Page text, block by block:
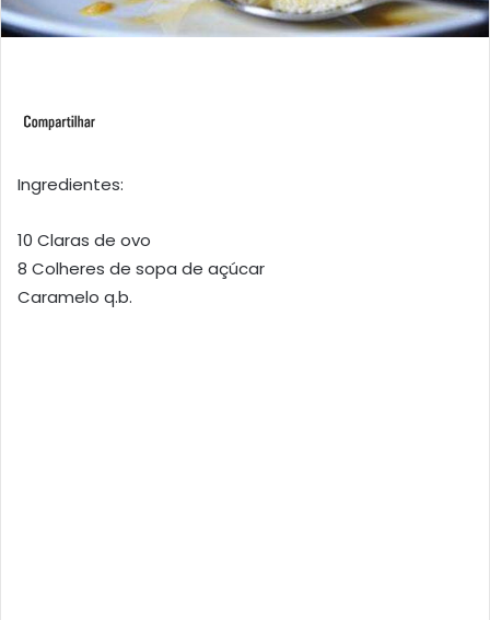
Ingredientes:
10 Claras de ovo
8 Colheres de sopa de açúcar
Caramelo q.b.